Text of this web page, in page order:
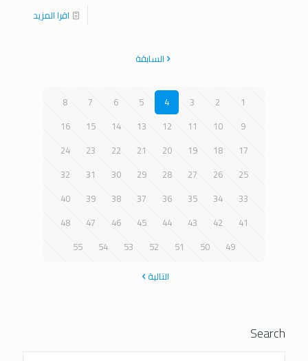
اقرا المزيد
السابقة
1
2
3
4
5
6
7
8
9
10
11
12
13
14
15
16
17
18
19
20
21
22
23
24
25
26
27
28
29
30
31
32
33
34
35
36
37
38
39
40
41
42
43
44
45
46
47
48
49
50
51
52
53
54
55
التالية
Search